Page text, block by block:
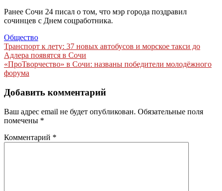
Ранее Сочи 24 писал о том, что мэр города поздравил
сочинцев с Днем соцработника.
Общество
Навигация
по
записям
Транспорт к лету: 37 новых автобусов и морское такси до
Адлера появятся в Сочи
«ПроТворчество» в Сочи: названы победители молодёжного
форума
Добавить комментарий
Ваш адрес email не будет опубликован. Обязательные поля
помечены *
Комментарий *